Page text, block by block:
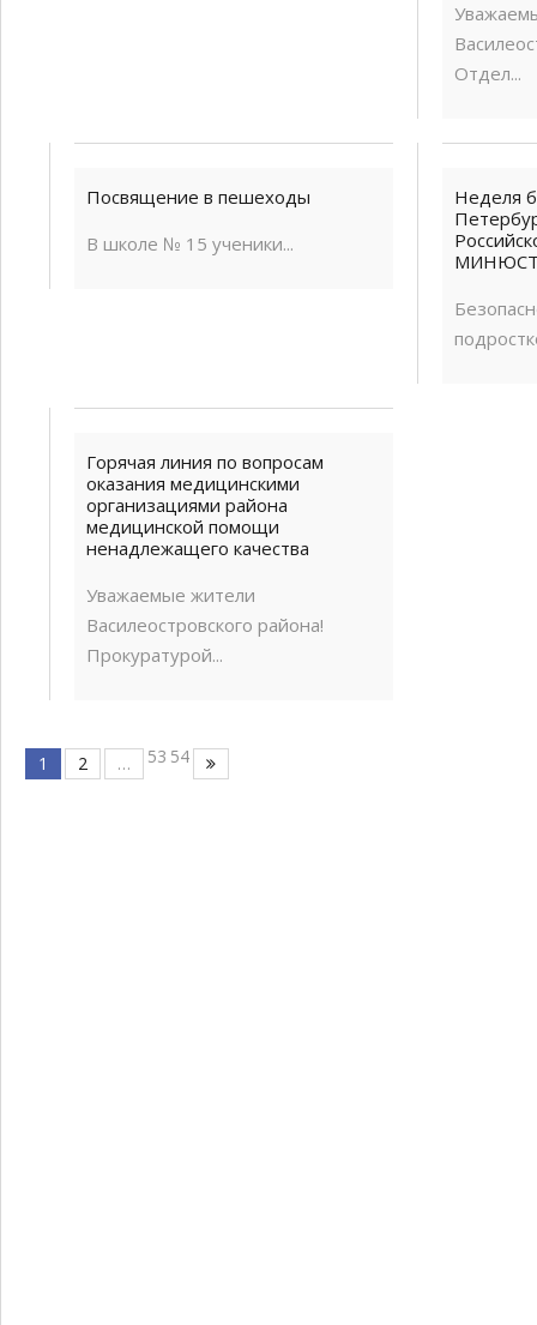
Отдел...
Посвящение в пешеходы
В школе № 15 ученики...
Неделя
Горячая линия по вопросам
оказания медицинскими
организациями района
медицинской помощи
ненадлежащего качества
Уважаемые жители
Василеостровского района!
Прокуратурой...
1 2 … 53 54